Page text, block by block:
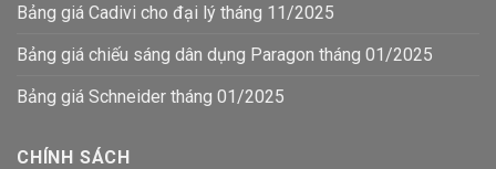
Bảng giá Cadivi cho đại lý tháng 11/2025
Bảng giá chiếu sáng dân dụng Paragon tháng 01/2025
Bảng giá Schneider tháng 01/2025
CHÍNH SÁCH